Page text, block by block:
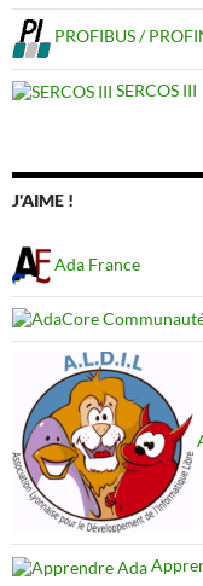
PROFIBUS /
SERCOS III
J'AIME !
Ada France